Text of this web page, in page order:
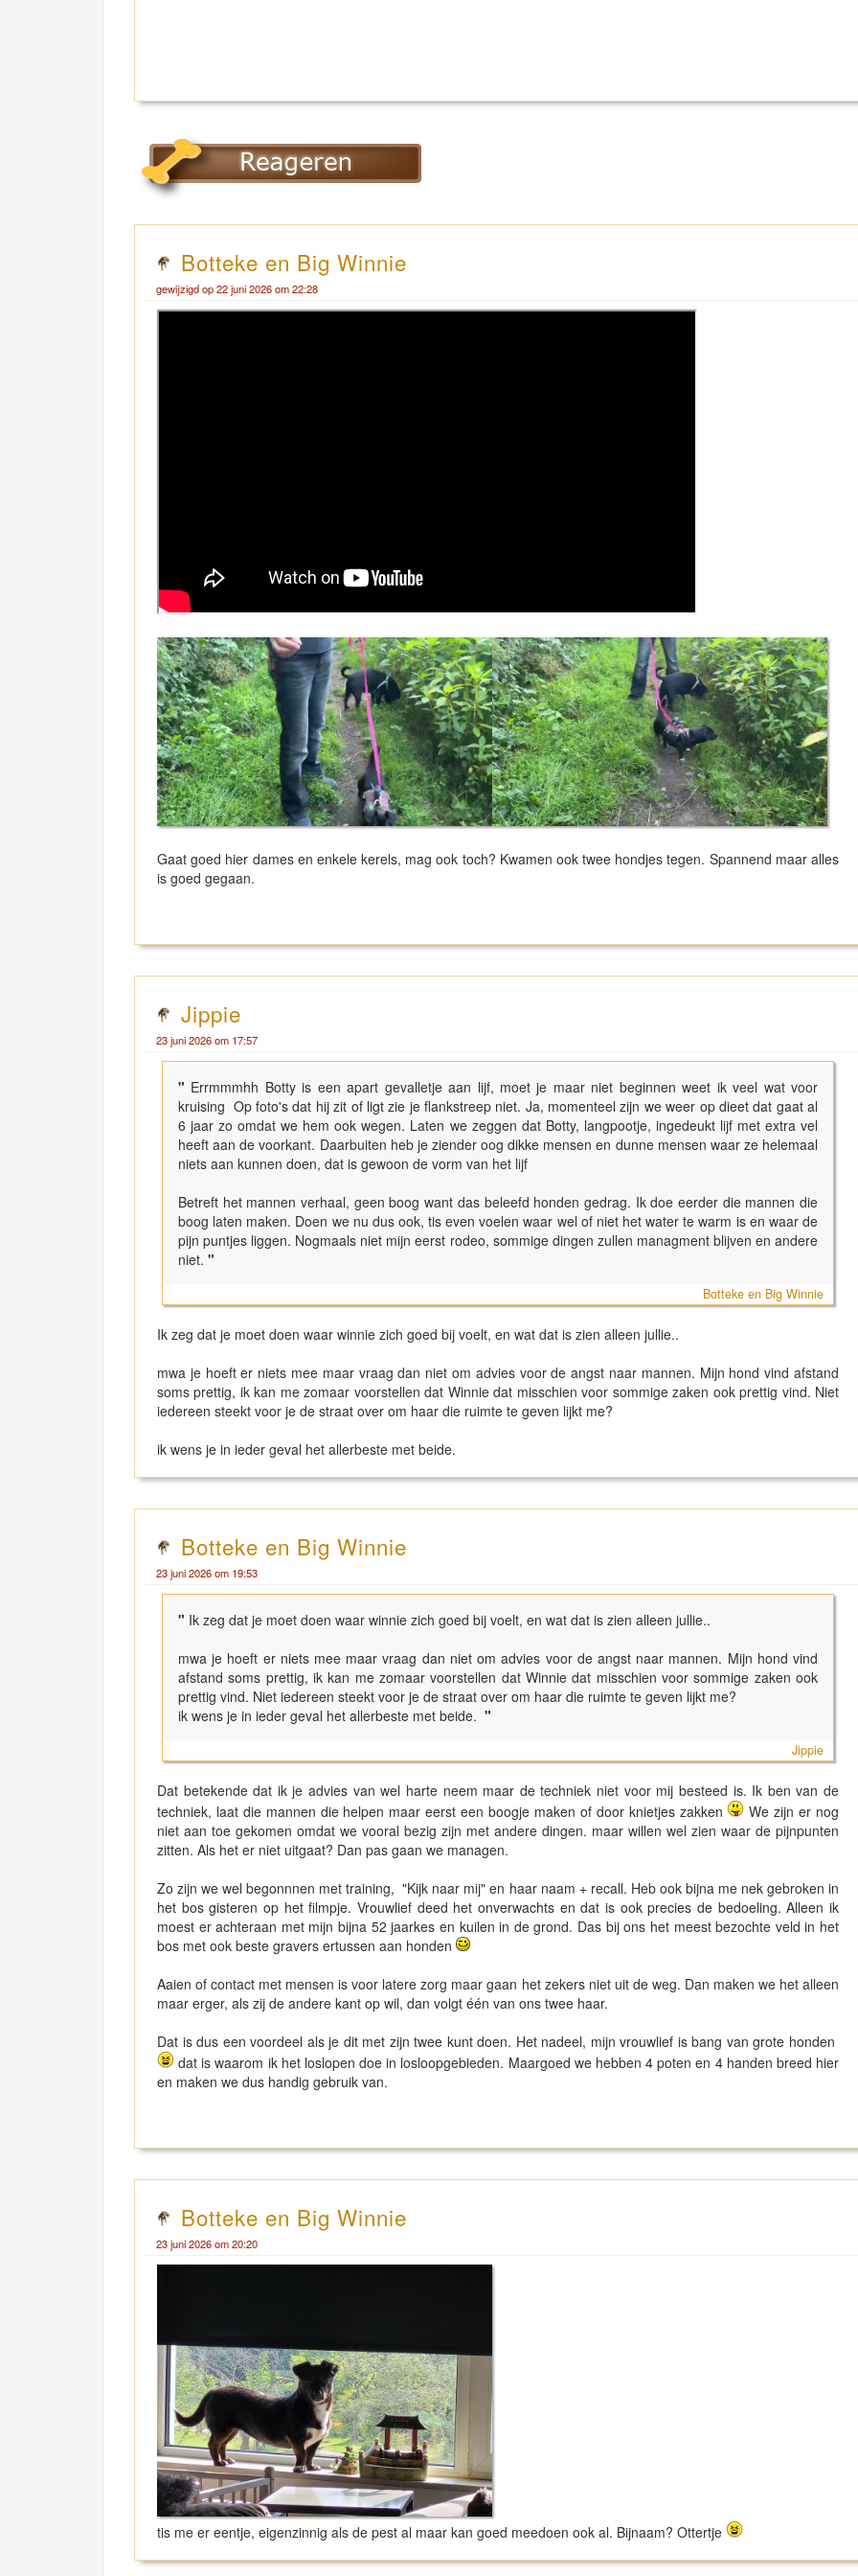
Botteke en Big Winnie
gewijzigd op 22 juni 2026 om 22:28
Gaat goed hier dames en enkele kerels, mag ook toch? Kwamen ook twee hondjes tegen. Spannend maar alles
is goed gegaan.
Jippie
23 juni 2026 om 17:57
" Errmmmhh Botty is een apart gevalletje aan lijf, moet je maar niet beginnen weet ik veel wat voor
kruising Op foto's dat hij zit of ligt zie je flankstreep niet. Ja, momenteel zijn we weer op dieet dat gaat al
6 jaar zo omdat we hem ook wegen. Laten we zeggen dat Botty, langpootje, ingedeukt lijf met extra vel
heeft aan de voorkant. Daarbuiten heb je ziender oog dikke mensen en dunne mensen waar ze helemaal
niets aan kunnen doen, dat is gewoon de vorm van het lijf
Betreft het mannen verhaal, geen boog want das beleefd honden gedrag. Ik doe eerder die mannen die
boog laten maken. Doen we nu dus ook, tis even voelen waar wel of niet het water te warm is en waar de
pijn puntjes liggen. Nogmaals niet mijn eerst rodeo, sommige dingen zullen managment blijven en andere
niet. "
Botteke en Big Winnie
Ik zeg dat je moet doen waar winnie zich goed bij voelt, en wat dat is zien alleen jullie..
mwa je hoeft er niets mee maar vraag dan niet om advies voor de angst naar mannen. Mijn hond vind afstand
soms prettig, ik kan me zomaar voorstellen dat Winnie dat misschien voor sommige zaken ook prettig vind. Niet
iedereen steekt voor je de straat over om haar die ruimte te geven lijkt me?
ik wens je in ieder geval het allerbeste met beide.
Botteke en Big Winnie
23 juni 2026 om 19:53
" Ik zeg dat je moet doen waar winnie zich goed bij voelt, en wat dat is zien alleen jullie..
mwa je hoeft er niets mee maar vraag dan niet om advies voor de angst naar mannen. Mijn hond vind
afstand soms prettig, ik kan me zomaar voorstellen dat Winnie dat misschien voor sommige zaken ook
prettig vind. Niet iedereen steekt voor je de straat over om haar die ruimte te geven lijkt me?
ik wens je in ieder geval het allerbeste met beide. "
Jippie
Dat betekende dat ik je advies van wel harte neem maar de techniek niet voor mij besteed is. Ik ben van de
techniek, laat die mannen die helpen maar eerst een boogje maken of door knietjes zakken
We zijn er nog
niet aan toe gekomen omdat we vooral bezig zijn met andere dingen. maar willen wel zien waar de pijnpunten
zitten. Als het er niet uitgaat? Dan pas gaan we managen.
Zo zijn we wel begonnnen met training, "Kijk naar mij" en haar naam + recall. Heb ook bijna me nek gebroken in
het bos gisteren op het filmpje. Vrouwlief deed het onverwachts en dat is ook precies de bedoeling. Alleen ik
moest er achteraan met mijn bijna 52 jaarkes en kuilen in de grond. Das bij ons het meest bezochte veld in het
bos met ook beste gravers ertussen aan honden
Aaien of contact met mensen is voor latere zorg maar gaan het zekers niet uit de weg. Dan maken we het alleen
maar erger, als zij de andere kant op wil, dan volgt één van ons twee haar.
Dat is dus een voordeel als je dit met zijn twee kunt doen. Het nadeel, mijn vrouwlief is bang van grote honden
dat is waarom ik het loslopen doe in losloopgebieden. Maargoed we hebben 4 poten en 4 handen breed hier
en maken we dus handig gebruik van.
Botteke en Big Winnie
23 juni 2026 om 20:20
tis me er eentje, eigenzinnig als de pest al maar kan goed meedoen ook al. Bijnaam? Ottertje